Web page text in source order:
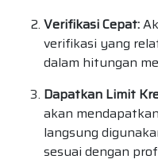
Verifikasi Cepat:
verifikasi yang
dalam hitungan
Dapatkan Limit
akan
langsung
sesuai dengan